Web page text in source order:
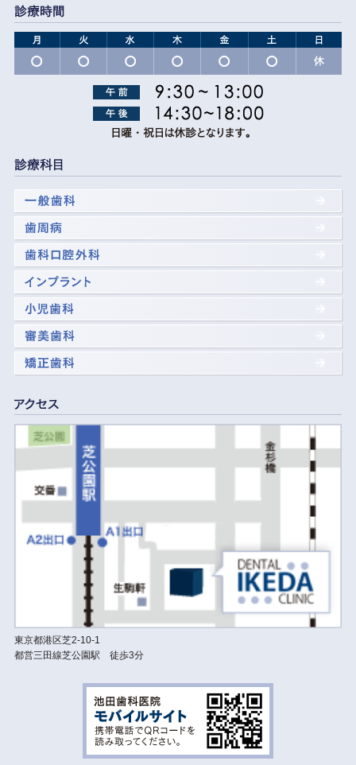
東京都港区芝2-10-1
都営三田線芝公園駅 徒歩3分